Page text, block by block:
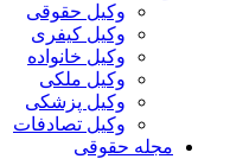
وکیل حقوقی
وکیل کیفری
وکیل خانواده
وکیل ملکی
وکیل پزشکی
وکیل تصادفات
مجله حقوقی